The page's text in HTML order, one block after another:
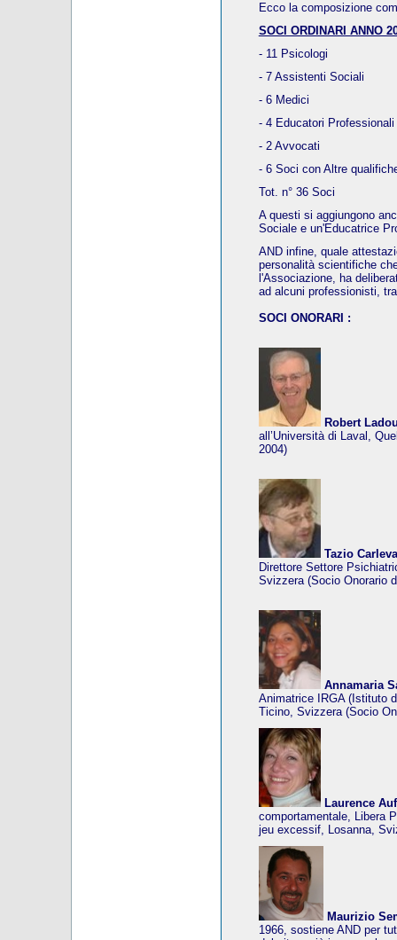
Ecco la composizione
SOCI ORDINARI ANNO
- 11 Psicologi
- 7 Assistenti Sociali
- 6 Medici
- 4 Educatori Professionali
- 2 Avvocati
- 6 Soci con Altre
Tot. n° 36 Soci
A questi si aggiungono
Sociale e un'Educatrice
AND infine, quale
personalità scientifiche
l'Associazione, ha
ad alcuni professionisti,
SOCI ONORARI :
Robert
all’Università di Laval,
2004)
Tazio
Direttore Settore
Svizzera (Socio Onorario
Annamaria
Animatrice IRGA (Istituto
Ticino, Svizzera (Socio
Laurence
comportamentale, Libera
jeu excessif, Losanna,
Maurizio
1966, sostiene AND per